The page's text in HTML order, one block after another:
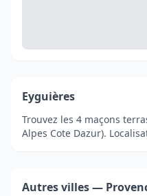
Eyguières
Trouvez les 4 maçons
Alpes Cote Dazur).
Autres villes —